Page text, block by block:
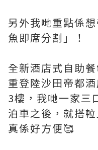
另外我哋重點係
魚即席分割」！
全新酒店式⾃助
重登陸沙⽥帝都
3樓，我哋一家三
泊車之後，就搭
真係好方便🥰